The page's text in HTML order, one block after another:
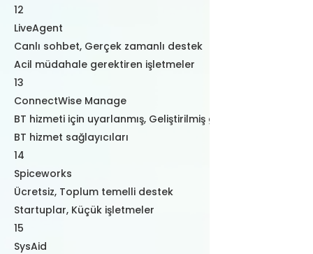
12
LiveAgent
Canlı sohbet, Gerçek zamanlı destek
Acil müdahale gerektiren işletmeler
13
ConnectWise Manage
BT hizmeti için uyarlanmış, Geliştirilmiş gösterge paneli
BT hizmet sağlayıcıları
14
Spiceworks
Ücretsiz, Toplum temelli destek
Startuplar, Küçük işletmeler
15
SysAid